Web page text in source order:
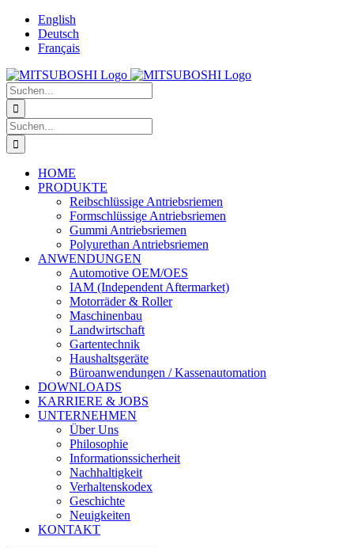
Zum
Inhalt
springen
English
Deutsch
Français
Suche
nach:
Suche
nach:
HOME
PRODUKTE
Reibschlüssige Antriebsriemen
Formschlüssige Antriebsriemen
Gummi Antriebsriemen
Polyurethan Antriebsriemen
ANWENDUNGEN
Automotive OEM/OES
IAM (Independent Aftermarket)
Motorräder & Roller
Maschinenbau
Landwirtschaft
Gartentechnik
Haushaltsgeräte
Büroanwendungen / Kassenautomation
DOWNLOADS
KARRIERE & JOBS
UNTERNEHMEN
Über Uns
Philosophie
Informationssicherheit
Nachhaltigkeit
Verhaltenskodex
Geschichte
Neuigkeiten
KONTAKT